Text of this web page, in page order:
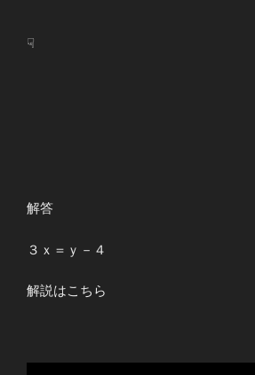
☟
解答
３ｘ＝ｙ－４
解説はこちら